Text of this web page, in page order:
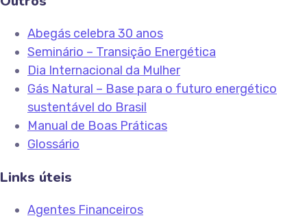
Abegás celebra 30 anos
Seminário – Transição Energética
Dia Internacional da Mulher
Gás Natural – Base para o futuro energético
sustentável do Brasil
Manual de Boas Práticas
Glossário
Links úteis
Agentes Financeiros